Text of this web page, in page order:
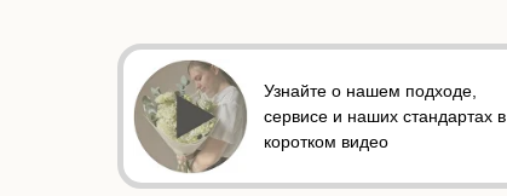
Узнайте о нашем подходе,
сервисе и наших стандартах в
коротком видео